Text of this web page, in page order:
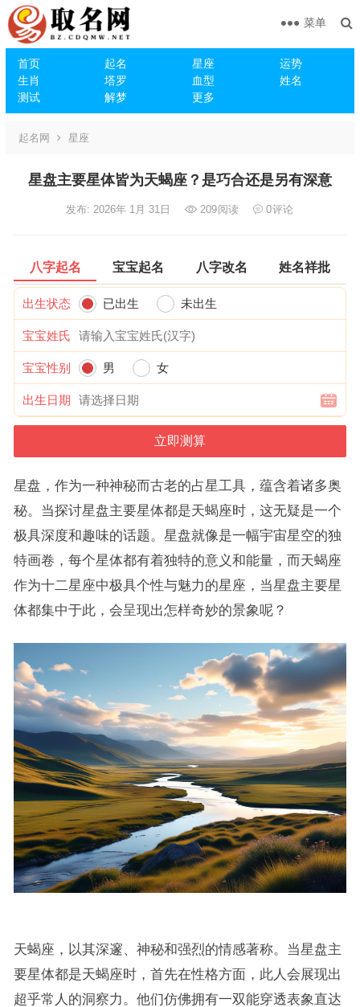
首页 起名 星座
运势
生肖
塔罗 血型
姓名
测试
解梦 更多
菜单
起名网 星座
星盘主要星体皆为天蝎座？是巧合还是另有深意
发布: 2026年 1月 31日 209阅读 0评论
八字起名 宝宝起名 八字改名 姓名祥批
出生状态 已出生 未出生
宝宝姓氏
宝宝性别 男 女
出生日期
星盘，作为一种神秘而古老的占星工具，蕴含着诸多奥
秘。当探讨星盘主要星体都是天蝎座时，这无疑是一个
极具深度和趣味的话题。星盘就像是一幅宇宙星空的独
特画卷，每个星体都有着独特的意义和能量，而天蝎座
作为十二星座中极具个性与魅力的星座，当星盘主要星
体都集中于此，会呈现出怎样奇妙的景象呢？
天蝎座，以其深邃、神秘和强烈的情感著称。当星盘主
要星体都是天蝎座时，首先在性格方面，此人会展现出
超乎常人的洞察力。他们仿佛拥有一双能穿透表象直达